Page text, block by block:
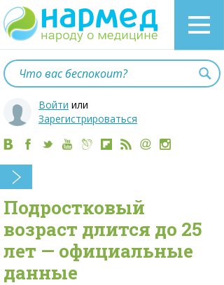
Войти или
Зарегистрироваться
Подростковый
возраст длится до 25
лет — официальные
данные